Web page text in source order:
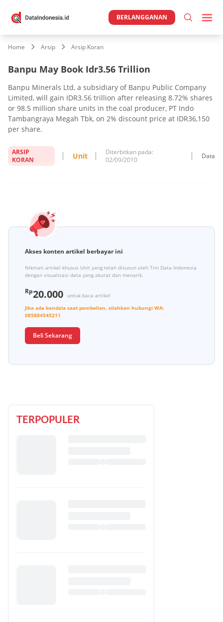
BERLANGGANAN
Home Arsip Arsip Koran
Banpu May Book Idr3.56 Trillion
Banpu Minerals Ltd, a subsidiary of Banpu Public Company
Limited, will gain IDR3.56 trillion after releasing 8.72% shares
or 98.5 million share units in the coal producer, PT Indo
Tambangraya Megah Tbk, on 2% discount price at IDR36,150
per share.
ARSIP
KORAN
Unit
Diterbitkan pada:
02/09/2010
Data
Akses konten artikel berbayar ini
Nikmati artikel khusus Unit yang telah disusun oleh Tim Data Indonesia
dengan visualisasi data yang akurat dan menarik.
Rp20.000
untuk baca artikel
Jika ada kendala saat pembelian, silahkan hubungi WA:
085884545211
Beli Sekarang
TERPOPULER